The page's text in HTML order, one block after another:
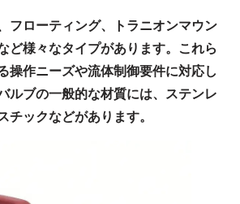
フローティング、トラニオンマウン
ど様々なタイプがあります。これら
操作ニーズや流体制御要件に対応し
ルブの一般的な材質には、ステンレ
チックなどがあります。